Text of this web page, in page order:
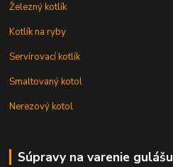
Železný kotlík
Kotlík na ryby
Servírovací kotlík
Smaltovaný kotol
Nerezový kotol
Súpravy na varenie gulášu